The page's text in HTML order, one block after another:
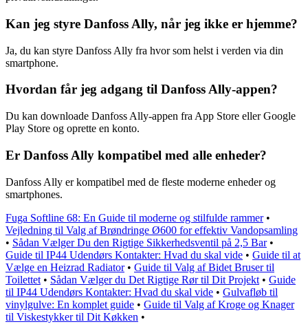
Kan jeg styre Danfoss Ally, når jeg ikke er hjemme?
Ja, du kan styre Danfoss Ally fra hvor som helst i verden via din
smartphone.
Hvordan får jeg adgang til Danfoss Ally-appen?
Du kan downloade Danfoss Ally-appen fra App Store eller Google
Play Store og oprette en konto.
Er Danfoss Ally kompatibel med alle enheder?
Danfoss Ally er kompatibel med de fleste moderne enheder og
smartphones.
Fuga Softline 68: En Guide til moderne og stilfulde rammer•
Vejledning til Valg af Brøndringe Ø600 for effektiv Vandopsamling
• Sådan Vælger Du den Rigtige Sikkerhedsventil på 2,5 Bar•
Guide til IP44 Udendørs Kontakter: Hvad du skal vide • Guide til at
Vælge en Heizrad Radiator• Guide til Valg af Bidet Bruser til
Toilettet • Sådan Vælger du Det Rigtige Rør til Dit Projekt • Guide
til IP44 Udendørs Kontakter: Hvad du skal vide • Gulvafløb til
vinylgulve: En komplet guide • Guide til Valg af Kroge og Knager
til Viskestykker til Dit Køkken •